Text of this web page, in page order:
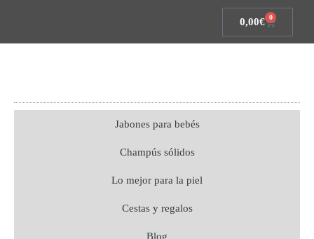
0,00€ 0
Jabones para bebés
Champús sólidos
Lo mejor para la piel
Cestas y regalos
Blog